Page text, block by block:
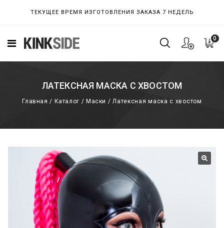
ТЕКУЩЕЕ ВРЕМЯ ИЗГОТОВЛЕНИЯ ЗАКАЗА 7 НЕДЕЛЬ
0
ЛАТЕКСНАЯ МАСКА С ХВОСТОМ
Главная / Каталог / Маски /Латексная маска с хвостом